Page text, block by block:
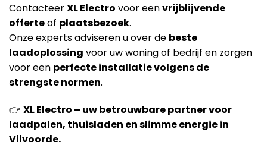
ContacteerXL Electro voor eenvrijblijvende
offerteof plaatsbezoek.
Onze experts adviseren u over de beste
laadoplossing voor uw woning of bedrijf en zorgen
voor een perfecte installatie volgens de
strengste normen.
👉 XL Electro – uw betrouwbare partner voor
laadpalen, thuisladen en slimme energie in
Vilvoorde.